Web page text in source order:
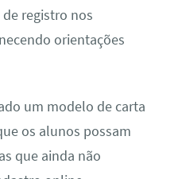
registro nos
orientações
um modelo de carta
os alunos possam
que ainda não